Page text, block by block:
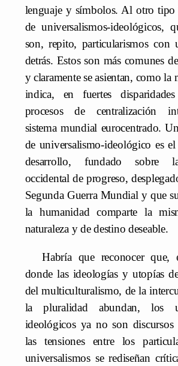
lenguaje y símbolos. Al otro tipo
de universalismos-ideológicos,
son, repito, particularismos con
detrás. Estos son más comunes
y claramente se asientan, como la
indica, en fuertes
procesos de centralización
sistema mundial eurocentrado.
de universalismo-ideológico es
desarrollo, fundado sobre
occidental de progreso,
Segunda Guerra Mundial y que
la humanidad comparte la
naturaleza y de destino deseable.
Habría que reconocer
donde las ideologías y utopías
del multiculturalismo, de la
la pluralidad abundan, los
ideológicos ya no son
las tensiones entre los
universalismos se rediseñan